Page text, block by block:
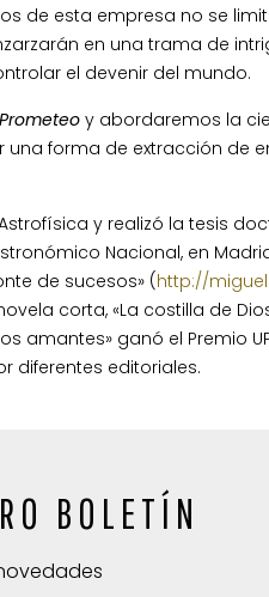
de esta empresa no se
en una trama de
el devenir del mundo.
y abordaremos la
una forma de extracción de
y realizó la tesis
Nacional, en
de sucesos» (http://
corta, «La costilla de
amantes» ganó el Premio
diferentes editoriales.
BOLETÍN